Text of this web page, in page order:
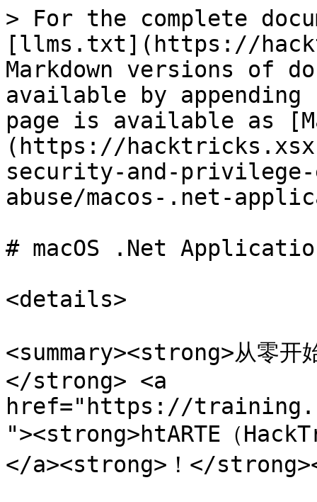
> For the complete
[llms.txt](https://
Markdown versions of
available by
page is available as
(https://
security-and-privilege-
abuse/macos-.net-
# macOS .Net
<details>
<summary><strong>从零开
</strong> <a
href="https://
"><strong>htARTE（
</a><strong>！</